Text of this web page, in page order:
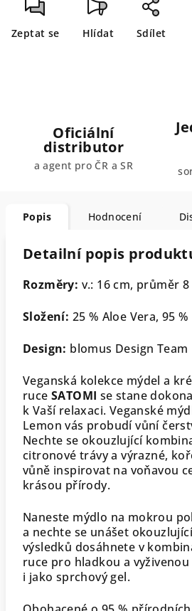
Zeptat se Hlídat Sdílet
Oficiální
distributor
a agent pro ČR a SR
Popis Hodnocení
Detailní popis
Rozměry: v.: 16 cm, průměr 8
Složení: 25 % Aloe Vera, 95
Design: blomus Design Team
Veganská kolekce mýdel a
ruce SATOMI se stane
k Vaší relaxaci. Veganské
Lemon vás probudí vůní
Nechte se okouzlující
citronové trávy a výrazné,
vůně inspirovat na voňavou
krásou přírody.
Naneste mýdlo na mokrou
a nechte se unášet
výsledků dosáhnete v
ruce pro hladkou a
i jako sprchový gel.